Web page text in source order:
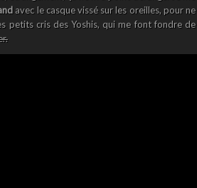
avec le casque vissé sur les oreilles, pour ne
petits cris des Yoshis, qui me font fondre de